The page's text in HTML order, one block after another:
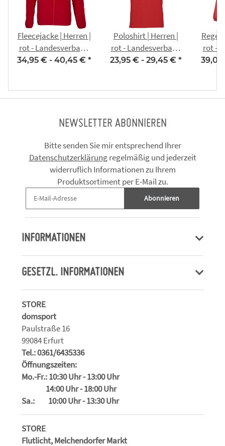
Fleecejacke | Herren |
rot - Landesverband
Thüringer
34,95 € - 40,45 € *
Poloshirt | Herren |
rot - Landesverband
Thüringer
23,95 € - 29,45 € *
rot -
NEWSLETTER ABONNIEREN
Bitte senden Sie mir entsprechend Ihrer
Datenschutzerklärungregelmäßig und jederzeit
widerruflich Informationen zu Ihrem
Produktsortiment per E-Mail zu.
Abonnieren
INFORMATIONEN
GESETZL. INFORMATIONEN
STORE
domsport
Paulstraße 16
99084 Erfurt
Tel.: 0361/6435336
Öffnungszeiten:
Mo.-Fr.: 10:30 Uhr - 13:00 Uhr
14:00 Uhr - 18:00 Uhr
Sa.: 10:00 Uhr - 13:30 Uhr
STORE
Flutlicht, Melchendorfer Markt